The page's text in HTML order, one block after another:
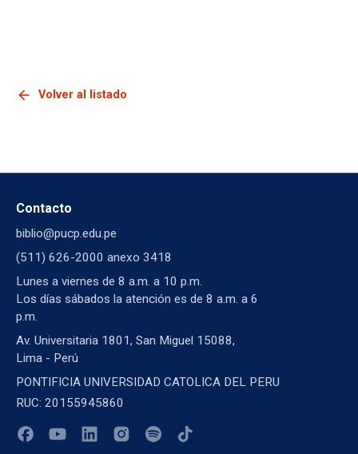
arrow_back Volver al listado
Contacto
biblio@pucp.edu.pe
(511) 626-2000 anexo 3418
Lunes a viernes de 8 a.m. a 10 p.m.
Los días sábados la atención es de 8 a.m. a 6
p.m.
Av. Universitaria 1801, San Miguel 15088,
Lima - Perú
PONTIFICIA UNIVERSIDAD CATOLICA DEL PERU
RUC: 20155945860